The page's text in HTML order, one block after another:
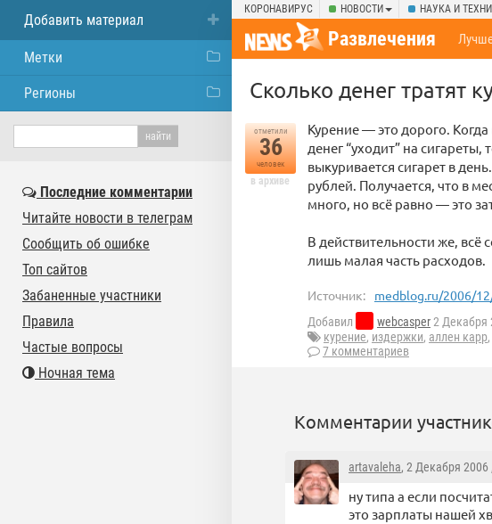
КОРОНАВИРУС НОВОСТИ НАУКА И
Развлечения
Сколько денег тратят
отметили
36
человек
в архиве
Курение — это дорого.
денег “уходит” на
выкуривается сигарет в
рублей. Получается, что в
много, но всё равно — это
В действительности же, всё
лишь малая часть расходов.
Источник: medblog.ru/2006/
Добавил webcasper2 Декабря
курение, издержки, аллен карр,
7 комментариев
Комментарии
artavaleha, 2 Декабря 2006 ,
ну типа а если
это зарплаты нашей
Добавить материал
Метки
Регионы
Последние комментарии
Читайте новости в телеграм
Сообщить об ошибке
Топ сайтов
Забаненные участники
Правила
Частые вопросы
Ночная тема